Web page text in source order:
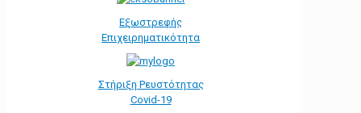
Εξωστρεφής
Επιχειρηματικότητα
Στήριξη Ρευστότητας
Covid-19